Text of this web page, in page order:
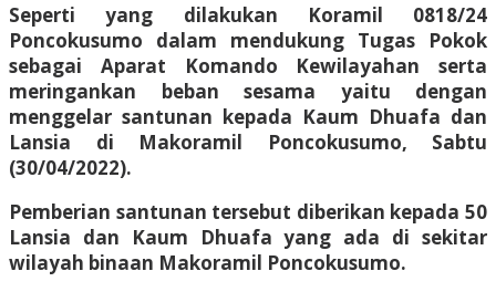
Seperti yang dilakukan Koramil 0818/24
Poncokusumo dalam mendukung Tugas Pokok
sebagai Aparat Komando Kewilayahan serta
meringankan beban sesama yaitu dengan
menggelar santunan kepada Kaum Dhuafa dan
Lansia di Makoramil Poncokusumo, Sabtu
(30/04/2022).
Pemberian santunan tersebut diberikan kepada 50
Lansia dan Kaum Dhuafa yang ada di sekitar
wilayah binaan Makoramil Poncokusumo.